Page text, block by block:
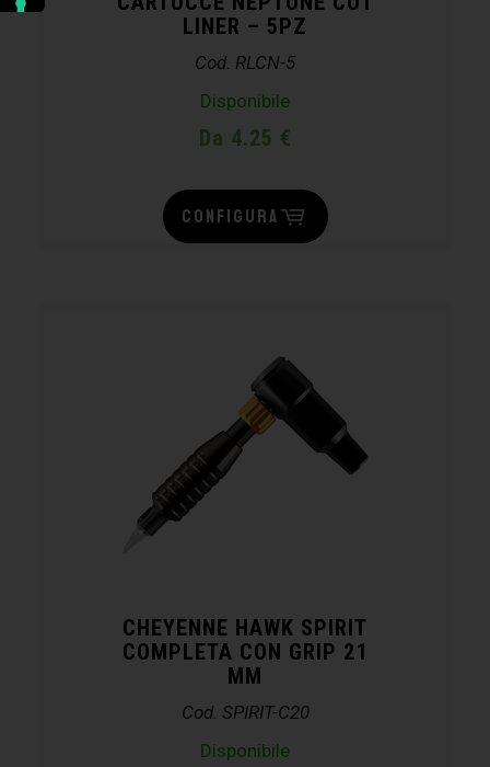
LINER – 5PZ
Cod. RLCN-5
Disponibile
Da 4.25 €
CONFIGURA
CHEYENNE HAWK SPIRIT
COMPLETA CON GRIP 21
MM
Cod. SPIRIT-C20
Disponibile